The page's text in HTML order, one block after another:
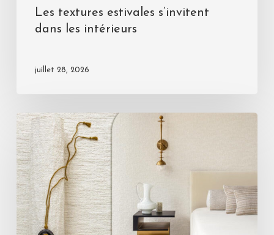
Les textures estivales s’invitent
dans les intérieurs
juillet 28, 2026